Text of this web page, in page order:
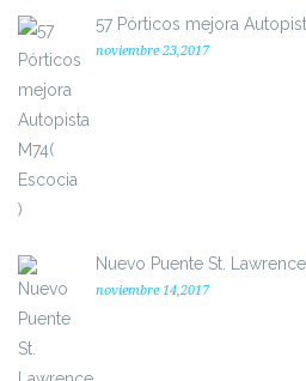
57 Pórticos mejora
noviembre 23,2017
Nuevo Puente St.
noviembre 14,2017